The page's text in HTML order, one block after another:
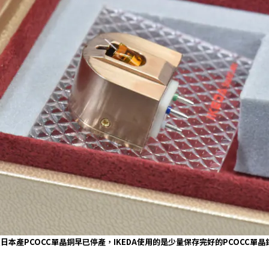
本產PCOCC單晶銅早已停產，IKEDA使用的是少量保存完好的PCOCC單晶